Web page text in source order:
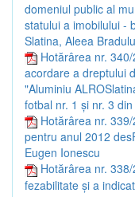
domeniul public al
statului a imobilului -
Slatina, Aleea
Hotărârea nr.
acordare a dreptului
"Aluminiu
fotbal nr. 1 şi nr. 3
Hotărârea nr.
pentru anul 2012
Eugen Ionescu
Hotărârea nr.
fezabilitate şi a